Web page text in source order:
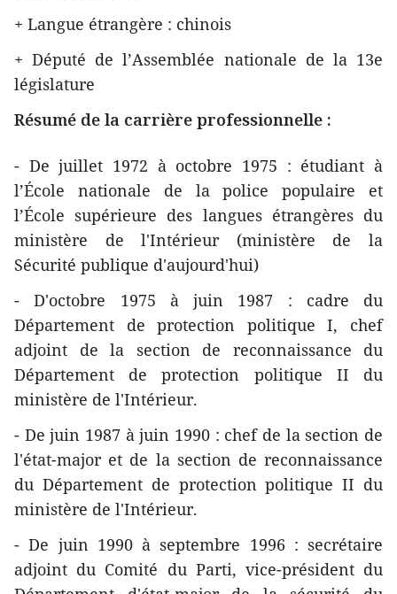
+ Langue étrangère : chinois
+ Député de l’Assemblée nationale de la 13e
législature
Résumé de la carrière professionnelle :
​- De juillet 1972 à octobre 1975 : étudiant ​à
l’École nationale de la police populaire et
l’École supérieure des langues étrangères du
ministère de l'Intérieur (ministère de la
Sécurité publique d'aujourd'hui)
- D'octobre 1975 à juin 1987 : cadre du
Département de protection politique I, chef
adjoint de la section de reconnaissance du
Département de protection politique II du
ministère de l'Intérieur.
- De juin 1987 à juin 1990 : chef de la section de
l'état-major et de la section de reconnaissance
du Département de protection politique II du
ministère de l'Intérieur.
- De juin 1990 à septembre 1996 : secrétaire
adjoint du Comité du Parti, vice-président du